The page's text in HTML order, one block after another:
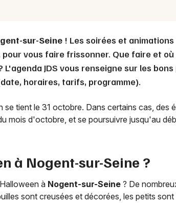
sur-Seine ! Les soirées et
vous faire frissonner. Que faire et
L'agenda JDS vous renseigne sur les
horaires, tarifs, programme).
tient le 31 octobre. Dans certains cas, des
mois d'octobre, et se poursuivre jusqu'au
à Nogent-sur-Seine ?
à Nogent-sur-Seine ? De
sont creusées et décorées, les petits sont